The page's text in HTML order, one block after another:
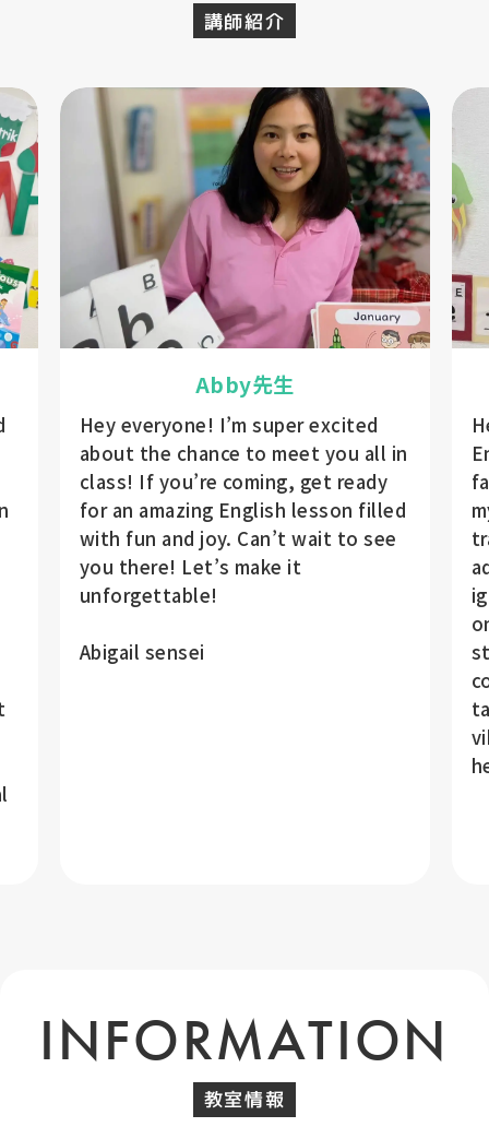
講師紹介
Abby先生
Hey everyone! I’m super excited
about the chance to meet you all in
class! If you’re coming, get ready
for an amazing English lesson filled
with fun and joy. Can’t wait to see
you there! Let’s make it
unforgettable!
Abigail sensei
INFORMATION
教室情報